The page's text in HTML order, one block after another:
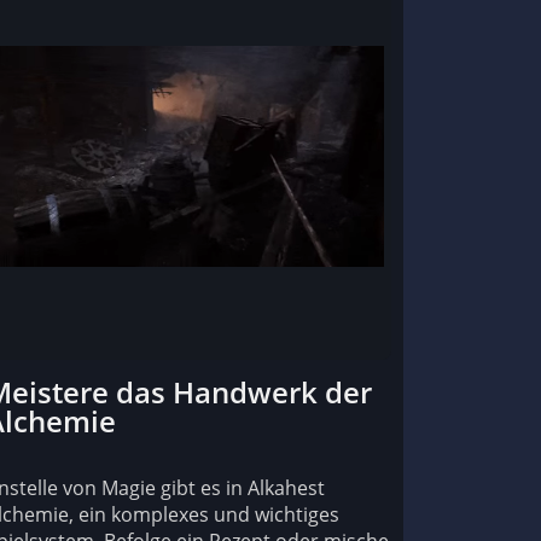
das Handwerk der
von Magie gibt es in Alkahest
ein komplexes und wichtiges